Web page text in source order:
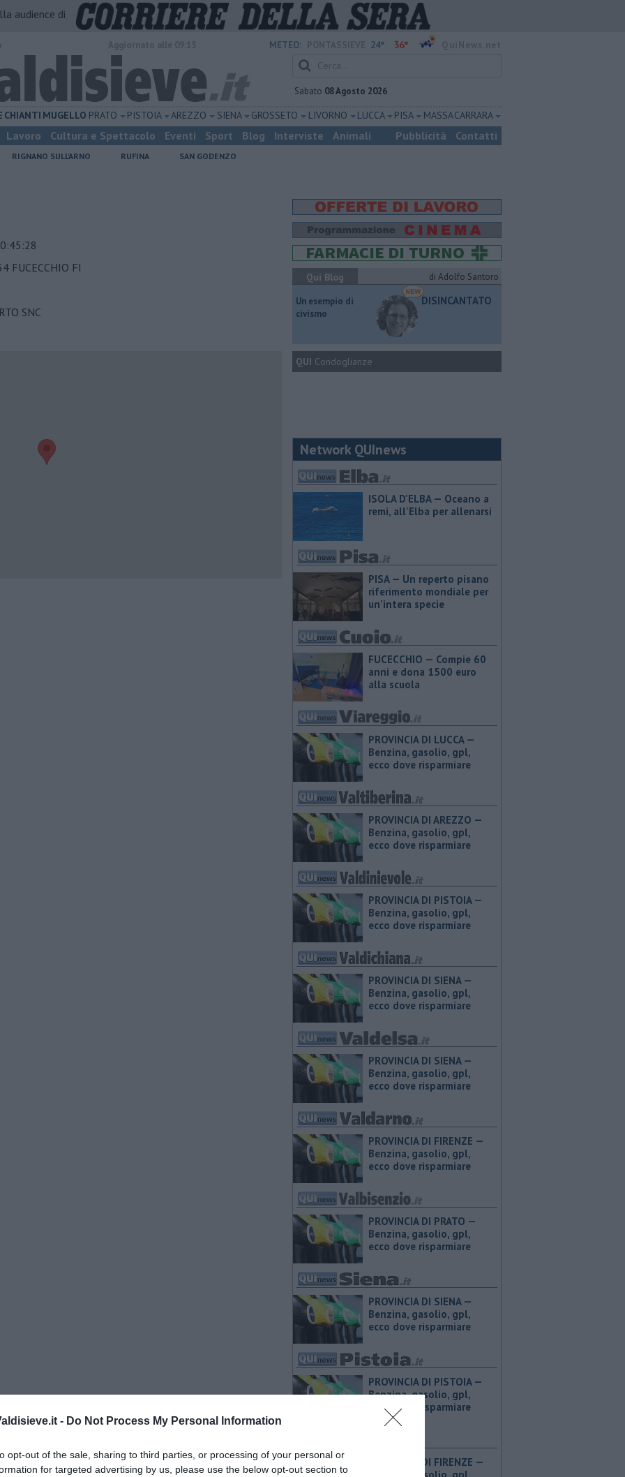
- Do Not Process My Personal Information
opt-out of the sale, sharing to third parties, or processing of your personal or
for targeted advertising by us, please use the below opt-out section to
audience di
METEO: 24° 36°
Sabato 08 Agosto 2026
CHIANTI MUGELLO PRATO PISTOIA AREZZO SIENA GROSSETO LIVORNO LUCCA PISA MASSA CARRARA
Lavoro Cultura e Spettacolo Eventi Sport Blog Interviste Animali Pubblicità Contatti
RIGNANO SULL'ARNO RUFINA SAN GODENZO
FUCECCHIO FI
SNC
Qui Blog di Adolfo Santoro
​Un esempio di
civismo
DISINCANTATO
QUI Condoglianze
Network QUInews
ISOLA D'ELBA — Oceano a
remi, all'Elba per allenarsi
PISA — Un reperto pisano
riferimento mondiale per
un'intera specie
FUCECCHIO — Compie 60
anni e dona 1500 euro
alla scuola
PROVINCIA DI LUCCA — ​
Benzina, gasolio, gpl,
ecco dove risparmiare
PROVINCIA DI AREZZO — ​
Benzina, gasolio, gpl,
ecco dove risparmiare
PROVINCIA DI PISTOIA — ​
Benzina, gasolio, gpl,
ecco dove risparmiare
PROVINCIA DI SIENA — ​
Benzina, gasolio, gpl,
ecco dove risparmiare
PROVINCIA DI SIENA — ​
Benzina, gasolio, gpl,
ecco dove risparmiare
PROVINCIA DI FIRENZE — ​
Benzina, gasolio, gpl,
ecco dove risparmiare
PROVINCIA DI PRATO — ​
Benzina, gasolio, gpl,
ecco dove risparmiare
PROVINCIA DI SIENA — ​
Benzina, gasolio, gpl,
ecco dove risparmiare
PROVINCIA DI PISTOIA — ​
Benzina, gasolio, gpl,
ecco dove risparmiare
PROVINCIA DI FIRENZE — ​